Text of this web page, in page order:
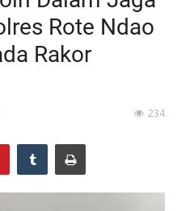
Untuk Jamin
Rote Ndao
Rakor
234